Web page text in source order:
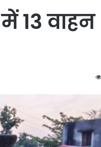
13 वाहन